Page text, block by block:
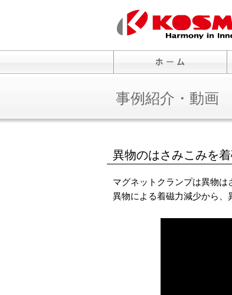
事例紹介・動画
異物のはさみこみを
マグネットクランプは異物は
異物による着磁力減少から、